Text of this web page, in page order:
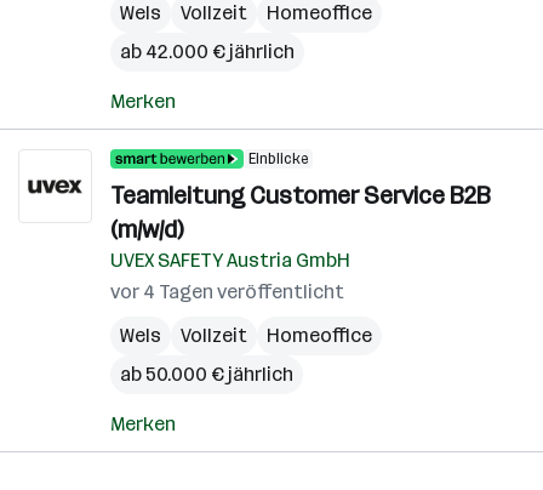
Wels
Vollzeit
Homeoffice
ab 42.000 € jährlich
Merken
Einblicke
Teamleitung Customer Service B2B
(m/w/d)
UVEX SAFETY Austria GmbH
vor 4 Tagen veröffentlicht
Wels
Vollzeit
Homeoffice
ab 50.000 € jährlich
Merken